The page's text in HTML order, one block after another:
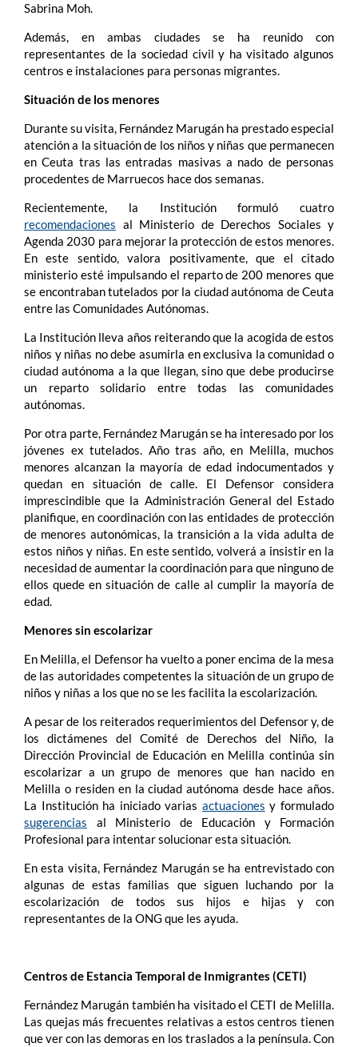
Sabrina Moh.
Además, en ambas ciudades se ha reunido con
representantes de la sociedad civil y ha visitado algunos
centros e instalaciones para personas migrantes.
Situación de los menores
Durante su visita, Fernández Marugán ha prestado especial
atención a la situación de los niños y niñas que permanecen
en Ceuta tras las entradas masivas a nado de personas
procedentes de Marruecos hace dos semanas.
Recientemente, la Institución formuló cuatro
recomendaciones al Ministerio de Derechos Sociales y
Agenda 2030 para mejorar la protección de estos menores.
En este sentido, valora positivamente, que el citado
ministerio esté impulsando el reparto de 200 menores que
se encontraban tutelados por la ciudad autónoma de Ceuta
entre las Comunidades Autónomas.
La Institución lleva años reiterando que la acogida de estos
niños y niñas no debe asumirla en exclusiva la comunidad o
ciudad autónoma a la que llegan, sino que debe producirse
un reparto solidario entre todas las comunidades
autónomas.
Por otra parte, Fernández Marugán se ha interesado por los
jóvenes ex tutelados. Año tras año, en Melilla, muchos
menores alcanzan la mayoría de edad indocumentados y
quedan en situación de calle. El Defensor considera
imprescindible que la Administración General del Estado
planifique, en coordinación con las entidades de protección
de menores autonómicas, la transición a la vida adulta de
estos niños y niñas. En este sentido, volverá a insistir en la
necesidad de aumentar la coordinación para que ninguno de
ellos quede en situación de calle al cumplir la mayoría de
edad.
Menores sin escolarizar
En Melilla, el Defensor ha vuelto a poner encima de la mesa
de las autoridades competentes la situación de un grupo de
niños y niñas a los que no se les facilita la escolarización.
A pesar de los reiterados requerimientos del Defensor y, de
los dictámenes del Comité de Derechos del Niño, la
Dirección Provincial de Educación en Melilla continúa sin
escolarizar a un grupo de menores que han nacido en
Melilla o residen en la ciudad autónoma desde hace años.
La Institución ha iniciado varias actuaciones y formulado
sugerencias al Ministerio de Educación y Formación
Profesional para intentar solucionar esta situación.
En esta visita, Fernández Marugán se ha entrevistado con
algunas de estas familias que siguen luchando por la
escolarización de todos sus hijos e hijas y con
representantes de la ONG que les ayuda.
Centros de Estancia Temporal de Inmigrantes (CETI)
Fernández Marugán también ha visitado el CETI de Melilla.
Las quejas más frecuentes relativas a estos centros tienen
que ver con las demoras en los traslados a la península. Con